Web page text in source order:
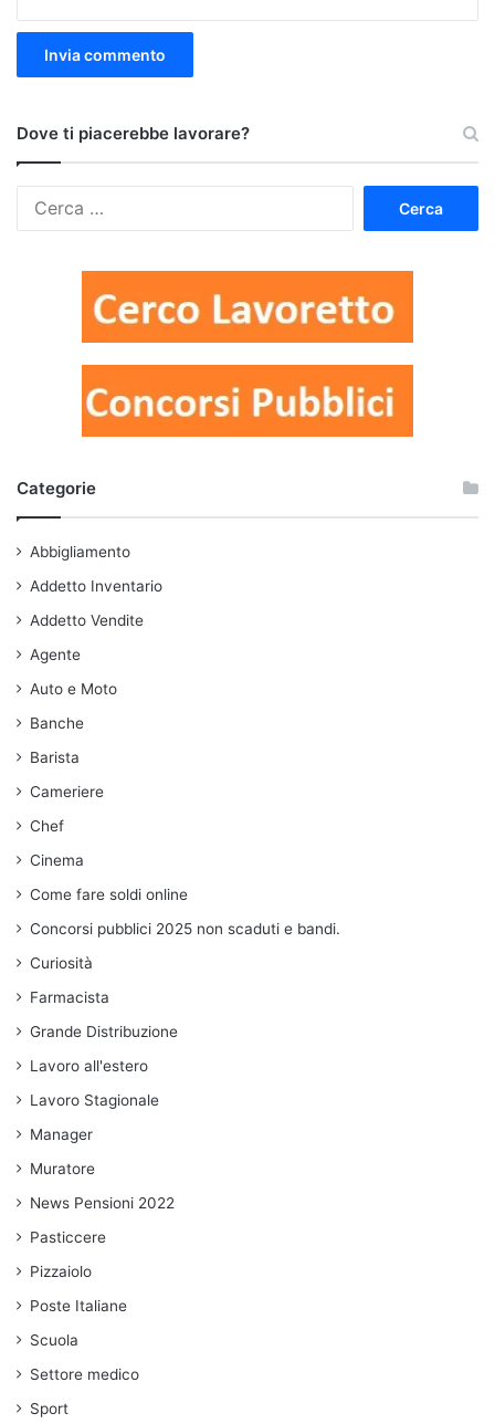
Dove ti piacerebbe lavorare?
Categorie
Abbigliamento
Addetto Inventario
Addetto Vendite
Agente
Auto e Moto
Banche
Barista
Cameriere
Chef
Cinema
Come fare soldi online
Concorsi pubblici 2025 non scaduti e bandi.
Curiosità
Farmacista
Grande Distribuzione
Lavoro all'estero
Lavoro Stagionale
Manager
Muratore
News Pensioni 2022
Pasticcere
Pizzaiolo
Poste Italiane
Scuola
Settore medico
Sport